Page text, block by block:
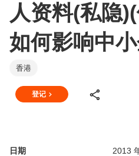
人资料(私隐
如何影响中
香港
登记
日期
2013